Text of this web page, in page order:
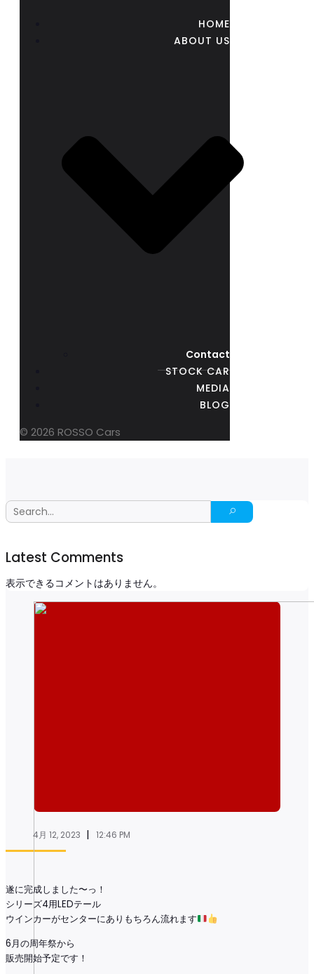
HOME
ABOUT US
Contact
STOCK CAR
MEDIA
BLOG
© 2026 ROSSO Cars
Latest Comments
表示できるコメントはありません。
4月 12, 2023 | 12:46 PM
遂に完成しました〜っ！
シリーズ4用LEDテール
ウインカーがセンターにありもちろん流れます
6月の周年祭から
販売開始予定です！